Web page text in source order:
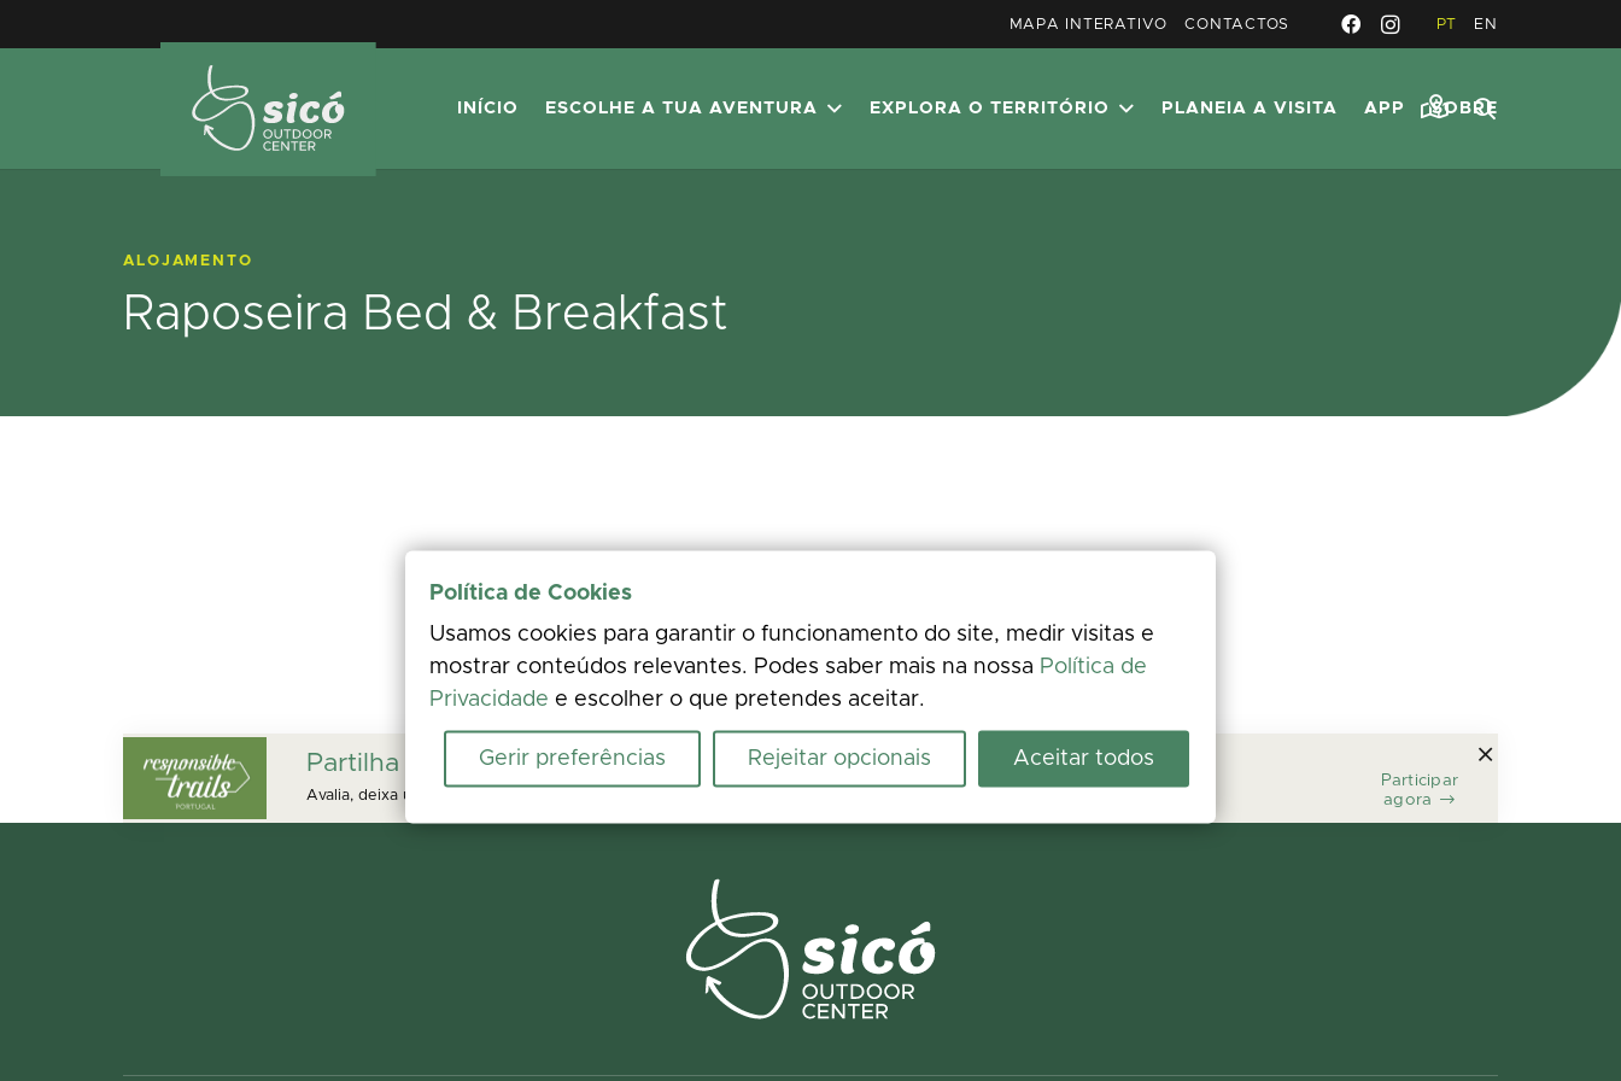
MAPA INTERATIVO CONTACTOS PT EN
INÍCIO ESCOLHE A TUA AVENTURA EXPLORA O TERRITÓRIO PLANEIA A VISITA APP SOBRE
ALOJAMENTO
Raposeira Bed & Breakfast
Partilha a tua experiência
Avalia, deixa um comentário e acrescenta fotos. A tua opinião melhora a informação para todos.
Participar
agora
Política de Cookies
Usamos cookies para garantir o funcionamento do site, medir visitas e
mostrar conteúdos relevantes. Podes saber mais na nossa Política de
Privacidade e escolher o que pretendes aceitar.
Gerir preferências Rejeitar opcionais Aceitar todos